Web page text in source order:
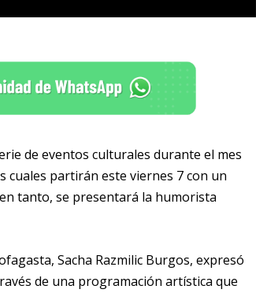
de eventos culturales durante el mes
cuales partirán este viernes 7 con un
tanto, se presentará la humorista
Sacha Razmilic Burgos, expresó
de una programación artística que